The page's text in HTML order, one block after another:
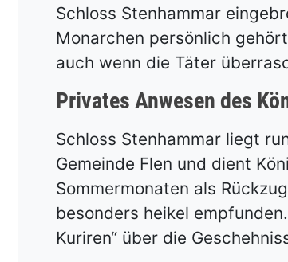
Schloss Stenhammar
Monarchen persönlich
auch wenn die Täter
Privates Anwesen des
Schloss Stenhammar liegt
Gemeinde Flen und dient
Sommermonaten als
besonders heikel
Kuriren“ über die